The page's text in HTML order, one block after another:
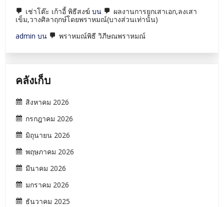
เช่าโต๊ะ เก้าอี้ พิธีสงฆ์ บน
ผลงานการยกเสาเอก,ลงเสา
เข็ม,วางศิลาฤกษ์โดยพราหมณ์(บางส่วนเท่านั้น)
admin บน พราหมณ์พิธี วิภีษณพราหมณ์
คลังเก็บ
สิงหาคม 2026
กรกฎาคม 2026
มิถุนายน 2026
พฤษภาคม 2026
มีนาคม 2026
มกราคม 2026
ธันวาคม 2025